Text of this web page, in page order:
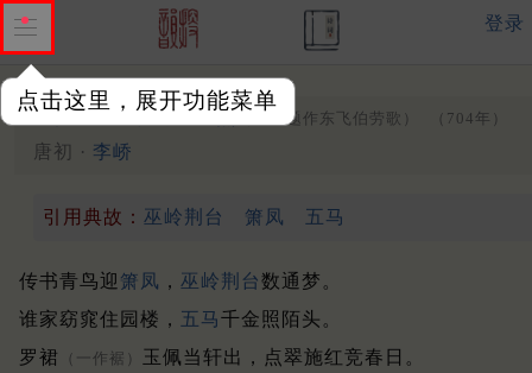
点击这里，展开功能菜单
登录
拟古东飞伯劳西飞燕 （一本题作东飞伯劳歌） （704年）
唐初 · 李峤
引用典故： 巫岭荆台 箫凤 五马
传书青鸟迎 箫凤 ， 巫岭荆台数通梦。
谁家窈窕住园楼， 五马千金照陌头。
罗裙
（一作裾） 玉佩当轩出，点翠施红竞春日。